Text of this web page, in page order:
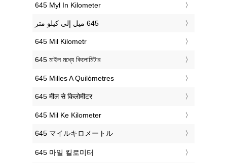
‎645 Myl In Kilometer
‎645 Mil Kilometr
‎645 মাইল মধ্যে কিলোমিটার
‎645 Milles A Quilòmetres
‎645 मील से किलोमीटर
‎645 Mil Ke Kilometer
‎645 マイルキロメートル
‎645 마일 킬로미터